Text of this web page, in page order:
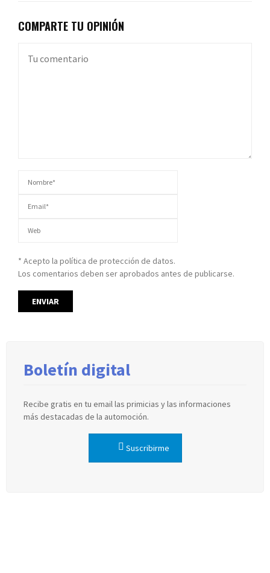
COMPARTE TU OPINIÓN
* Acepto la política de protección de datos.
Los comentarios deben ser aprobados antes de publicarse.
Boletín digital
Recibe gratis en tu email las primicias y las informaciones
más destacadas de la automoción.
Suscribirme